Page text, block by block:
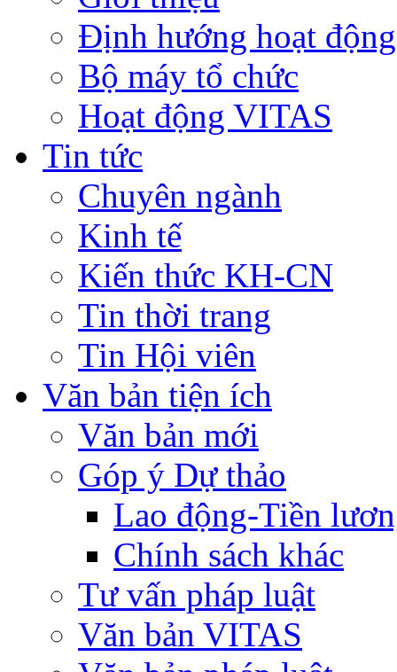
Định hướng hoạt động
Bộ máy tổ chức
Hoạt động VITAS
Tin tức
Chuyên ngành
Kinh tế
Kiến thức KH-CN
Tin thời trang
Tin Hội viên
Văn bản tiện ích
Văn bản mới
Góp ý Dự thảo
Lao động-Tiền
Chính sách khác
Tư vấn pháp luật
Văn bản VITAS